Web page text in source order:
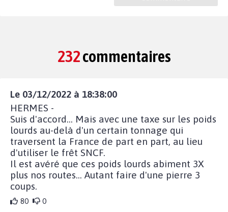
232commentaires
Le 03/12/2022 à 18:38:00
HERMES -
Suis d'accord... Mais avec une taxe sur les poids
lourds au-delà d'un certain tonnage qui
traversent la France de part en part, au lieu
d'utiliser le frêt SNCF.
Il est avéré que ces poids lourds abiment 3X
plus nos routes... Autant faire d'une pierre 3
coups.
80 0